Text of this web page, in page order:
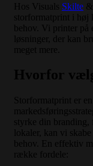
Hos Visuals Skilte
storformatprint i høj
behov. Vi printer på
løsninger, der kan
meget mere.
Hvorfor
Storformatprint er
styrke din
lokaler, kan vi
behov. En effektiv
række fordele: